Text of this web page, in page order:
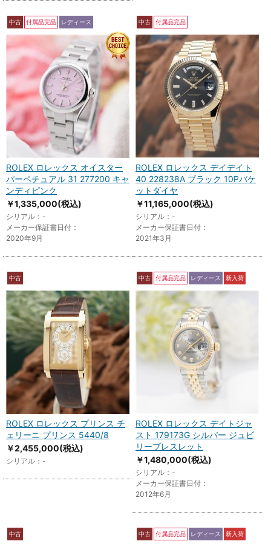
中古 付属品完品 レディース
ROLEX ロレックス オイスター
パーペチュアル 31 277200 キャ
ンディピンク
￥1,335,000(税込)
シリアル：-
メーカー保証書日付：
2020年9月
中古 付属品完品
ROLEX ロレックス デイデイト
40 228238A ブラック 10Pバケ
ットダイヤ
￥11,165,000(税込)
シリアル：-
メーカー保証書日付：
2021年3月
中古
ROLEX ロレックス プリンス チ
ェリーニ プリンス 5440/8
￥2,455,000(税込)
シリアル：-
中古 付属品完品 レディース 新入荷
ROLEX ロレックス デイトジャ
スト 179173G シルバー ジュビ
リーブレスレット
￥1,480,000(税込)
シリアル：-
メーカー保証書日付：
2012年6月
中古 中古 付属品完品 レディース 新入荷